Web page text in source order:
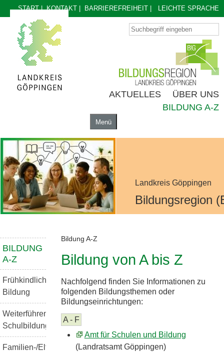
START|KONTAKT BARRIEREFREIHEIT LEICHTE SPRACHE
AKTUELLES
ÜBER UNS
BILDUNG A-Z
Menü
AKTUELLES
BILDUNG A-Z
Landkreis Göppingen
Bildungsregion
BILDUNG
A-Z
Frühkindliche
Bildung
Weiterführende
Schulbildung
Familien-/Elternbildung
Bildung A-Z
Bildung von A bis Z
Nachfolgend finden Sie Informationen zu
folgenden Bildungsthemen oder
Bildungseinrichtungen:
A - F
Amt für Schulen und Bildung
(Landratsamt Göppingen)